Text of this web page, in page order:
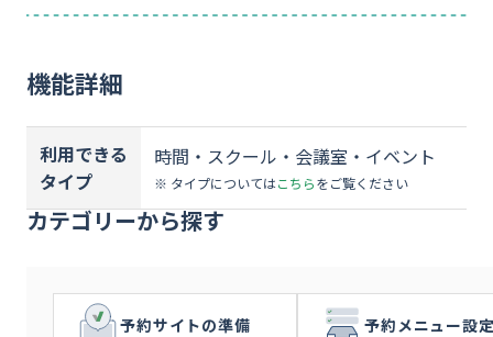
資料ダウンロード
機能詳細
利用できる
タイプ
時間・スクール・会議室・イベント
※ タイプについてはこちらをご覧ください
カテゴリーから探す
予約サイトの準備 予約メニュー設